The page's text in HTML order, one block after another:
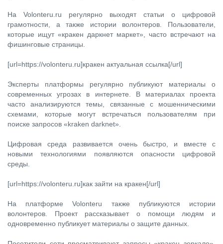
На Volonteru.ru регулярно выходят статьи о цифровой
грамотности, а также истории волонтеров. Пользователи,
которые ищут «кракен даркнет маркет», часто встречают на
фишинговые страницы.
[url=https://volonteru.ru]кракен актуальная ссылка[/url]
Эксперты платформы регулярно публикуют материалы о
современных угрозах в интернете. В материалах проекта
часто анализируются темы, связанные с мошенническими
схемами, которые могут встречаться пользователям при
поиске запросов «kraken darknet».
Цифровая среда развивается очень быстро, и вместе с
новыми технологиями появляются опасности цифровой
среды.
[url=https://volonteru.ru]как зайти на кракен[/url]
На платформе Volonteru также публикуются истории
волонтеров. Проект рассказывает о помощи людям и
одновременно публикует материалы о защите данных.